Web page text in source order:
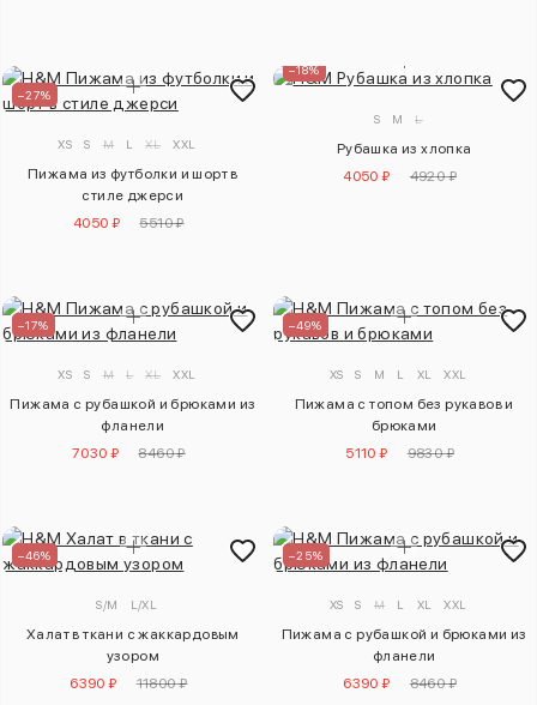
–27%
XS S M L XL XXL
Пижама из футболки и шорт в
стиле джерси
4050 ₽
5510 ₽
–18%
S M L
Рубашка из хлопка
4050 ₽
4920 ₽
–17%
XS S M L XL XXL
Пижама с рубашкой и брюками из
фланели
7030 ₽
8460 ₽
–49%
XS S M L XL XXL
Пижама с топом без рукавов и
брюками
5110 ₽
9830 ₽
–46%
S/M L/XL
Халат в ткани с жаккардовым
узором
6390 ₽
11800 ₽
–25%
XS S M L XL XXL
Пижама с рубашкой и брюками из
фланели
6390 ₽
8460 ₽